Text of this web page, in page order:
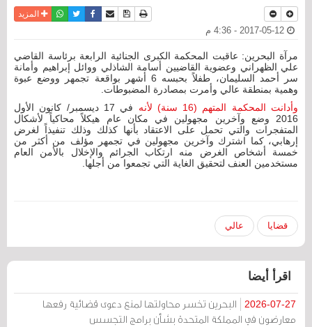
نسخة للطباعة
حفظ الموضوع
أرسل الى صديق
فيسبوكتويترواتسابالمزيد
مرآة البحرين: عاقبت المحكمة الكبرى الجنائية الرابعة برئاسة القاضي
علي الظهراني وعضوية القاضيين أسامة الشاذلي ووائل إبراهيم وأمانة
سر أحمد السليمان، طفلاً بحبسه 6 أشهر بواقعة تجمهر ووضع عبوة
وهمية بمنطقة عالي وأمرت بمصادرة المضبوطات.
وأدانت المحكمة المتهم (16 سنة) لأنه
في 17 ديسمبر/ كانون الأول
2016 وضع وآخرين مجهولين في مكان عام هيكلاً محاكياً لأشكال
المتفجرات والتي تحمل على الاعتقاد بأنها كذلك وذلك تنفيذاً لغرض
إرهابي، كما اشترك وآخرين مجهولين في تجمهر مؤلف من أكثر من
خمسة أشخاص الغرض منه ارتكاب الجرائم والإخلال بالأمن العام
مستخدمين العنف لتحقيق الغاية التي تجمعوا من أجلها.
قضايا عالي
اقرأ أيضا
2026-07-27
البحرين تخسر محاولتها لمنع دعوى قضائية رفعها
معارضون في المملكة المتحدة بشأن برامج التجسس